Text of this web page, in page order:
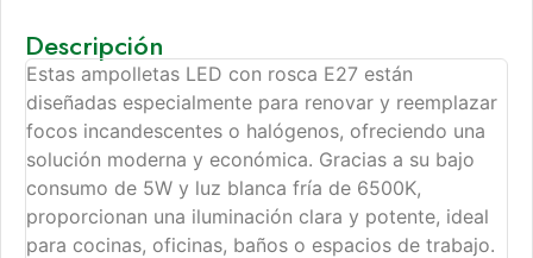
Descripción
Estas ampolletas LED con rosca E27 están
diseñadas especialmente para renovar y reemplazar
focos incandescentes o halógenos, ofreciendo una
solución moderna y económica. Gracias a su bajo
consumo de 5W y luz blanca fría de 6500K,
proporcionan una iluminación clara y potente, ideal
para cocinas, oficinas, baños o espacios de trabajo.